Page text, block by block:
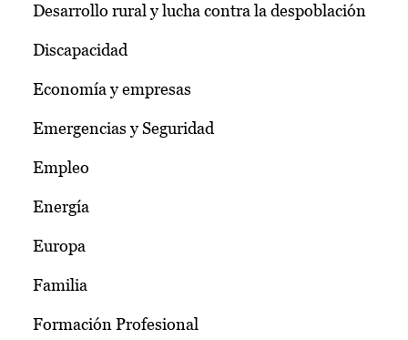
Desarrollo rural y lucha contra la despoblación
Discapacidad
Economía y empresas
Emergencias y Seguridad
Empleo
Energía
Europa
Familia
Formación Profesional